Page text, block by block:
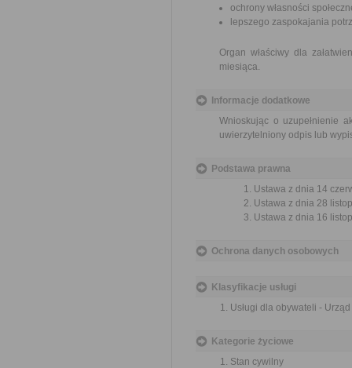
ochrony własności
lepszego zaspokajania
Organ właściwy dla
miesiąca.
Informacje dodatkowe
Wnioskując o uzupełnienie
uwierzytelniony odpis lub
Podstawa prawna
Ustawa z dnia 14
Ustawa z dnia 28
Ustawa z dnia 16
Ochrona danych osobowych
Klasyfikacje usługi
Usługi dla obywateli -
Kategorie życiowe
Stan cywilny